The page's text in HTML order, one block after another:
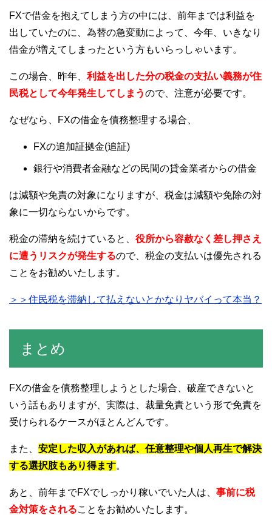
FXで借金を抱えてしまう方の中には、前年までは利益を
出していたのに、為替の急変動によって、今年、いきなり
借金が増えてしまったという方もいらっしゃいます。
この場合、昨年、 利益を出した分の税金の支払い義務が住
民税として今年発生してしまうので、注意が必要です。
なぜなら、FXの借金を債務整理する場合、
FXの追加証拠金(追証)
銀行や消費者金融などの民間の貸金業者からの借金
は減額や免責の対象になりますが、税金は減額や免除の対
象に一切ならないからです。
税金の滞納を続けていると、 役所から容赦なく差し押さえ
に遭うリスクが発生するので、税金の支払いは優先される
ことをお勧めいたします。
＞＞住民税を滞納して払えないとかなりヤバイって本当？
まとめ
FXの借金を債務整理しようとした場合、破産できないと
いう話もありますが、実際は、裁量免責という形で免責を
受けられるケースがほとんどんです。
また、 安定した収入があれば、任意整理や個人再生で解決
する選択肢もあり得ます。
あと、前年までFXでしっかり稼いでいた人は、 事前に税
金対策をされることをお勧めいたします。